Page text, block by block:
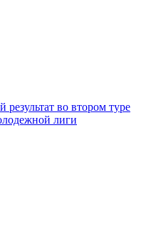
результат во втором туре
лиги